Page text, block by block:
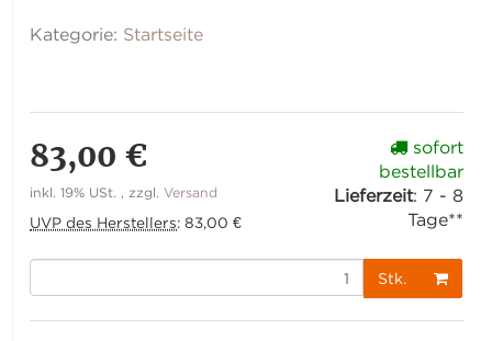
Kategorie: Startseite
83,00 €
inkl. 19% USt. , zzgl.Versand
UVP des Herstellers:83,00 €
sofort
bestellbar
Lieferzeit: 7 - 8
Tage**
Stk.